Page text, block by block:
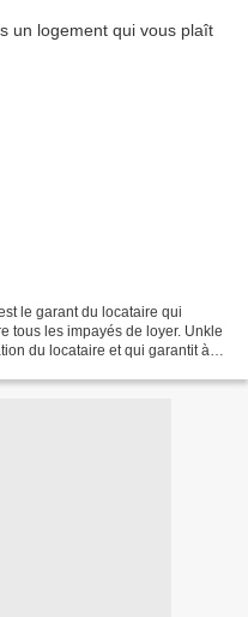
le garant du locataire qui
tous les impayés de loyer. Unkle
du locataire et qui garantit à